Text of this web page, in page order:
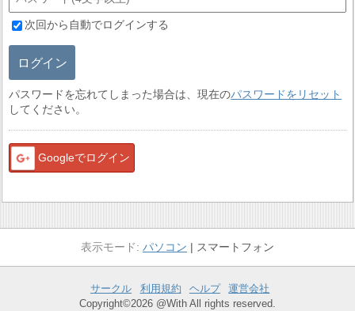
次回から自動でログインする
ログイン
パスワードを忘れてしまった場合は、現在のパスワードをリセット
してください。
Googleでログイン
パソコン スマートフォン
サークル 利用規約 ヘルプ
運営会社
Copyright©2026 @With All rights reserved.